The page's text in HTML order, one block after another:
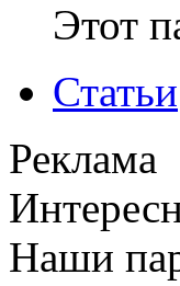
Этот
Статьи
Реклама
Наши